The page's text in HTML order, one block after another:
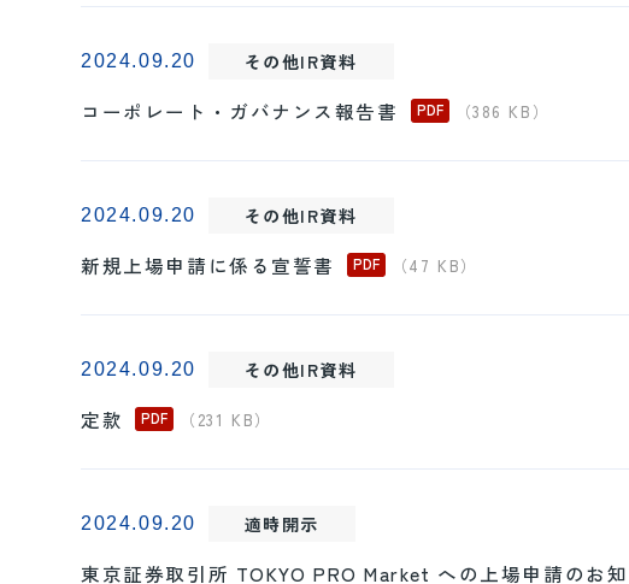
2024.09.20 その他IR資料
コーポレート・ガバナンス報告書 （386 KB）
2024.09.20 その他IR資料
新規上場申請に係る宣誓書 （47 KB）
2024.09.20 その他IR資料
定款 （231 KB）
2024.09.20 適時開示
東京証券取引所 TOKYO PRO Market への上場申請のお